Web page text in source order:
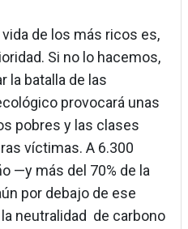
de los más ricos es,
Si no lo hacemos,
la batalla de las
provocará unas
pobres y las clases
víctimas. A 6.300
—y más del 70% de la
por debajo de ese
neutralidad de carbono